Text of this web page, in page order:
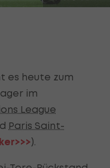
es heute zum
im
League
Paris Saint-
).